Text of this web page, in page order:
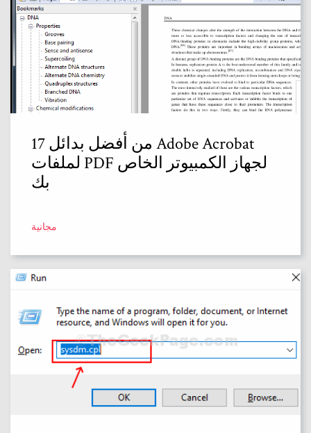
17 من أفضل بدائل Adobe Acrobat
لملفات PDF لجهاز الكمبيوتر الخاص
بك
مجانية